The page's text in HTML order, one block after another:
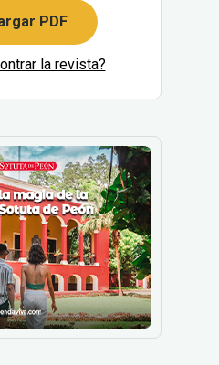
PDF
la revista?